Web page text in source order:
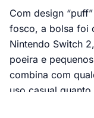
Com design
fosco, a bolsa foi
Nintendo Switch
poeira e
combina com
uso casual
viagens e